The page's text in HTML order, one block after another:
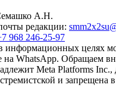
А.Н.
редакции:
968 246-25-97
информационных целях
на WhatsApp. Обращаем
Meta Platforms Inc.,
и запрещена